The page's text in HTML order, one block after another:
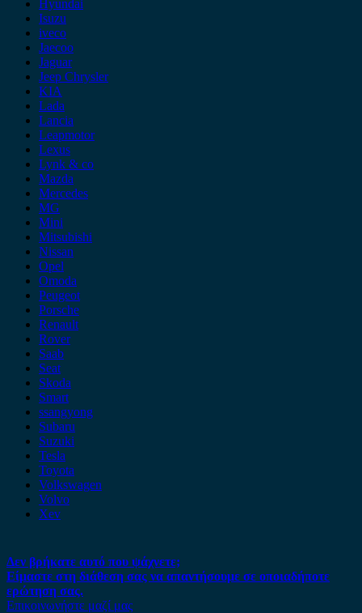
Hyundai
Isuzu
iveco
Jaecoo
Jaguar
Jeep Chrysler
KIA
Lada
Lancia
Leapmotor
Lexus
Lynk & co
Mazda
Mercedes
MG
Mini
Mitsubishi
Nissan
Opel
Omoda
Peugeot
Porsche
Renault
Rover
Saab
Seat
Skoda
Smart
ssangyong
Subaru
Suzuki
Tesla
Toyota
Volkswagen
Volvo
Xev
Δεν βρήκατε αυτό που ψάχνετε;
Είμαστε στη διάθεση σας να απαντήσουμε σε οποιαδήποτε
ερώτηση σας.
Επικοινωνήστε μαζί μας